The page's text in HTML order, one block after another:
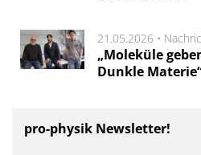
21.05.2026 •
„Moleküle
Dunkle
pro-physik Newsletter!